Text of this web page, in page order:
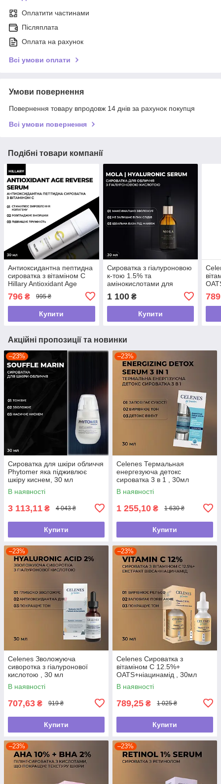
Оплатити частинами
Післяплата
Оплата на рахунок
Всі умови оплати
Умови повернення
Повернення товару впродовж 14 днів за рахунок покупця
Всі умови повернення
Подібні товари компанії
Антиоксидантна пептидна
сироватка з вітаміном С
Hillary Antioxidant Age
мл
796 ₴ 995 ₴
Купити
Сироватка з гіалуроновою
к-тою 1.5% та
амінокислотами для
1 100₴
Купити
Акційні пропозиції та новинки
–23%
Сироватка для шкіри обличчя
Phytomer яка підживлює
шкіру киснем, 30 мл
В наявності
3 113,11 ₴ 4 043 ₴
Купити
–23%
Celenes Термальная
енергезуюча детокс
сироватка 3 в 1 , 30мл
В наявності
1 255,10 ₴ 1 630 ₴
Купити
–23%
Celenes Зволожуюча
сиворотка з гіалуронової
кислотою , 30 мл
В наявності
707,63 ₴ 919 ₴
Купити
–23%
Celenes Сироватка з
вітаміном С 12.5%+
OATS+ніацинамід , 30мл
В наявності
789,25 ₴ 1 025 ₴
Купити
–23% –23%